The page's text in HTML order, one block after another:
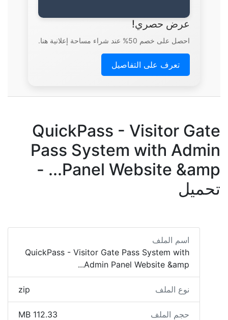
عرض حصري!
احصل على خصم 50% عند شراء مساحة إعلانية هنا.
تعرف على التفاصيل
QuickPass - Visitor Gate
Pass System with Admin
Panel Website &amp... -
تحميل
اسم الملف
QuickPass - Visitor Gate Pass System with
Admin Panel Website &amp...
نوع الملف zip
حجم الملف 112.33 MB